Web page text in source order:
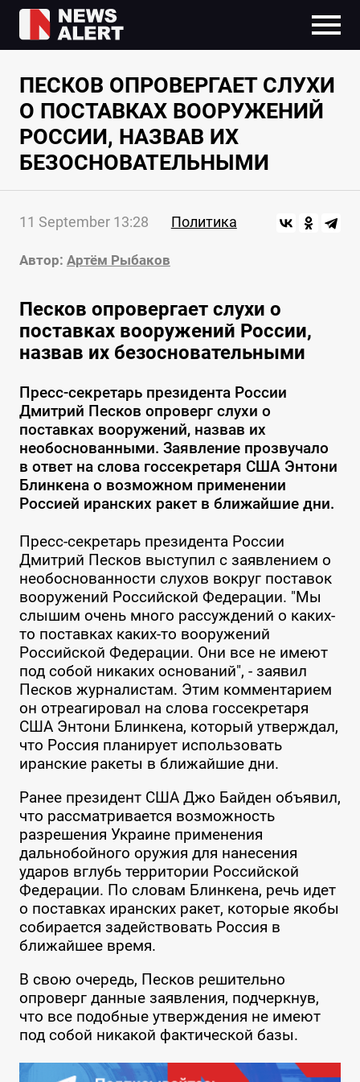
ПЕСКОВ ОПРОВЕРГАЕТ СЛУХИ
О ПОСТАВКАХ ВООРУЖЕНИЙ
РОССИИ, НАЗВАВ ИХ
БЕЗОСНОВАТЕЛЬНЫМИ
11 September 13:28 Политика
Автор: Артём Рыбаков
Песков опровергает слухи о
поставках вооружений России,
назвав их безосновательными
Пресс-секретарь президента России
Дмитрий Песков опроверг слухи о
поставках вооружений, назвав их
необоснованными. Заявление прозвучало
в ответ на слова госсекретаря США Энтони
Блинкена о возможном применении
Россией иранских ракет в ближайшие дни.
Пресс-секретарь президента России
Дмитрий Песков выступил с заявлением о
необоснованности слухов вокруг поставок
вооружений Российской Федерации. "Мы
слышим очень много рассуждений о каких-
то поставках каких-то вооружений
Российской Федерации. Они все не имеют
под собой никаких оснований", - заявил
Песков журналистам. Этим комментарием
он отреагировал на слова госсекретаря
США Энтони Блинкена, который утверждал,
что Россия планирует использовать
иранские ракеты в ближайшие дни.
Ранее президент США Джо Байден объявил,
что рассматривается возможность
разрешения Украине применения
дальнобойного оружия для нанесения
ударов вглубь территории Российской
Федерации. По словам Блинкена, речь идет
о поставках иранских ракет, которые якобы
собирается задействовать Россия в
ближайшее время.
В свою очередь, Песков решительно
опроверг данные заявления, подчеркнув,
что все подобные утверждения не имеют
под собой никакой фактической базы.